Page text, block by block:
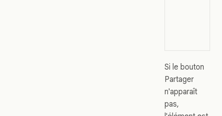
Si le bouton
Partager
n'apparaît
pas,